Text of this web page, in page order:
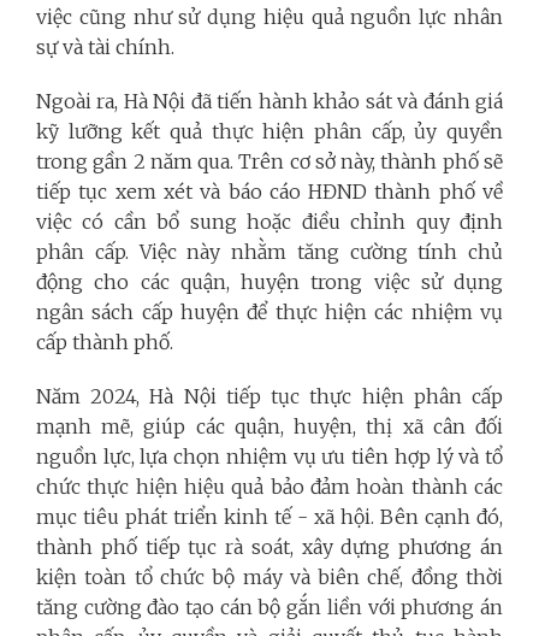
việc cũng như sử dụng hiệu quả nguồn lực nhân
sự và tài chính.
Ngoài ra, Hà Nội đã tiến hành khảo sát và đánh giá
kỹ lưỡng kết quả thực hiện phân cấp, ủy quyền
trong gần 2 năm qua. Trên cơ sở này, thành phố sẽ
tiếp tục xem xét và báo cáo HĐND thành phố về
việc có cần bổ sung hoặc điều chỉnh quy định
phân cấp. Việc này nhằm tăng cường tính chủ
động cho các quận, huyện trong việc sử dụng
ngân sách cấp huyện để thực hiện các nhiệm vụ
cấp thành phố.
Năm 2024, Hà Nội tiếp tục thực hiện phân cấp
mạnh mẽ, giúp các quận, huyện, thị xã cân đối
nguồn lực, lựa chọn nhiệm vụ ưu tiên hợp lý và tổ
chức thực hiện hiệu quả bảo đảm hoàn thành các
mục tiêu phát triển kinh tế - xã hội. Bên cạnh đó,
thành phố tiếp tục rà soát, xây dựng phương án
kiện toàn tổ chức bộ máy và biên chế, đồng thời
tăng cường đào tạo cán bộ gắn liền với phương án